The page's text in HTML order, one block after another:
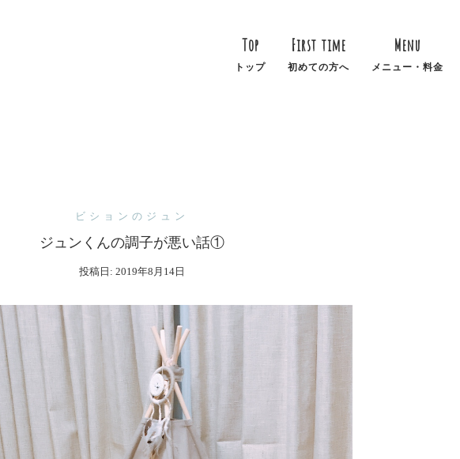
Top
トップ
First time
初めての方へ
Menu
メニュー・料金
ビションのジュン
ジュンくんの調子が悪い話①
投稿日: 2019年8月14日